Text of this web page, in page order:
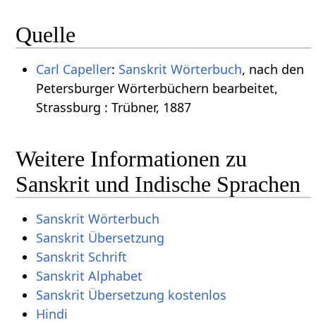
Quelle
Carl Capeller: Sanskrit Wörterbuch, nach den
Petersburger Wörterbüchern bearbeitet,
Strassburg : Trübner, 1887
Weitere Informationen zu
Sanskrit und Indische Sprachen
Sanskrit Wörterbuch
Sanskrit Übersetzung
Sanskrit Schrift
Sanskrit Alphabet
Sanskrit Übersetzung kostenlos
Hindi